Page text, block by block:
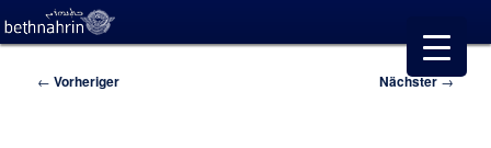
Beitragsnavigation
← Vorheriger Nächster→